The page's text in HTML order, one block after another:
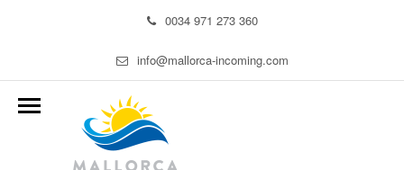
0034 971 273 360
info@mallorca-incoming.com